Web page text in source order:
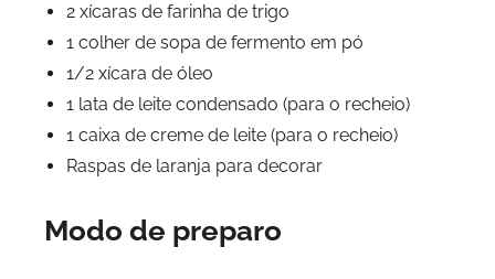
2 xícaras de farinha de trigo
1 colher de sopa de fermento em pó
1/2 xícara de óleo
1 lata de leite condensado (para o recheio)
1 caixa de creme de leite (para o recheio)
Raspas de laranja para decorar
Modo de preparo